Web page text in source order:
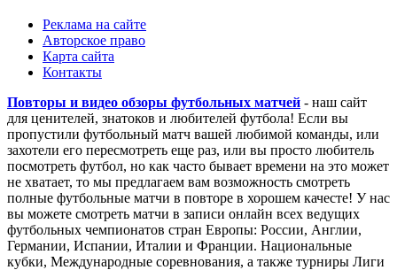
Реклама на сайте
Авторское право
Карта сайта
Контакты
Повторы и видео обзоры футбольных матчей - наш сайт
для ценителей, знатоков и любителей футбола! Если вы
пропустили футбольный матч вашей любимой команды, или
захотели его пересмотреть еще раз, или вы просто любитель
посмотреть футбол, но как часто бывает времени на это может
не хватает, то мы предлагаем вам возможность смотреть
полные футбольные матчи в повторе в хорошем качесте! У нас
вы можете смотреть матчи в записи онлайн всех ведущих
футбольных чемпионатов стран Европы: России, Англии,
Германии, Испании, Италии и Франции. Национальные
кубки, Международные соревнования, а также турниры Лиги